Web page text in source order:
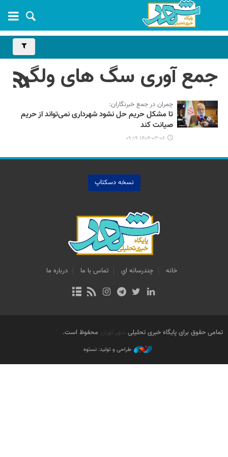
جمع آوری سگ های ولگرد
چمران در جمع خبرنگاران:
تا مشکل حریم حل نشود شهرداری نمی‌تواند از حریم
صیانت کند
۱۴۰۴-۰۳-۰۶ ۰۹:۱۹
نسخه دسکتاپ
خانه چندرسانه اي تماس با ما درباره ما
تمامی حقوق برای پایگاه خبری تحلیلی شهر تهران محفوظ است.
طراحی و تولید: نستوه